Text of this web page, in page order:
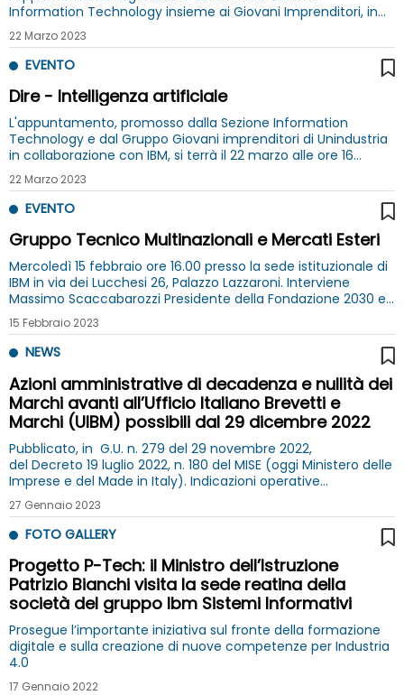
Information Technology insieme ai Giovani Imprenditori, in
collaborazione con IBM
22 Marzo 2023
EVENTO
Dire - Intelligenza artificiale
L'appuntamento, promosso dalla Sezione Information
Technology e dal Gruppo Giovani imprenditori di Unindustria
in collaborazione con IBM, si terrà il 22 marzo alle ore 16
presso la Casa delle Tecnologie emergenti. Interviene
l'Assessore Monica Lucarelli
22 Marzo 2023
EVENTO
Gruppo Tecnico Multinazionali e Mercati Esteri
Mercoledì 15 febbraio ore 16.00 presso la sede istituzionale di
IBM in via dei Lucchesi 26, Palazzo Lazzaroni. Interviene
Massimo Scaccabarozzi Presidente della Fondazione 2030 e il
Direttore Generale Lamberto Mancini
15 Febbraio 2023
NEWS
Azioni amministrative di decadenza e nullità dei
Marchi avanti all’Ufficio Italiano Brevetti e
Marchi (UIBM) possibili dal 29 dicembre 2022
Pubblicato, in G.U. n. 279 del 29 novembre 2022,
del Decreto 19 luglio 2022, n. 180 del MISE (oggi Ministero delle
Imprese e del Made in Italy). Indicazioni operative
nella Circolare n.622
27 Gennaio 2023
FOTO GALLERY
Progetto P-Tech: il Ministro dell’Istruzione
Patrizio Bianchi visita la sede reatina della
società del gruppo Ibm Sistemi Informativi
Prosegue l’importante iniziativa sul fronte della formazione
digitale e sulla creazione di nuove competenze per Industria
4.0
17 Gennaio 2022